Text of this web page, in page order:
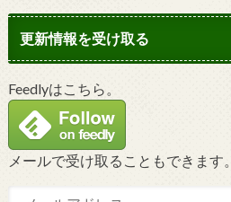
更新情報を受け取る
Feedlyはこちら。
メールで受け取ることもできます。